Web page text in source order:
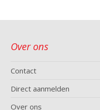
Over ons
Contact
Direct aanmelden
Over ons